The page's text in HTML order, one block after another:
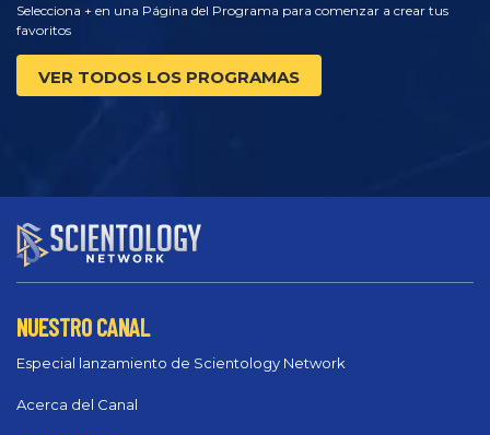
Selecciona + en una Página del Programa para comenzar a crear tus
favoritos
VER TODOS LOS PROGRAMAS
NUESTRO CANAL
Especial lanzamiento de Scientology Network
Acerca del Canal